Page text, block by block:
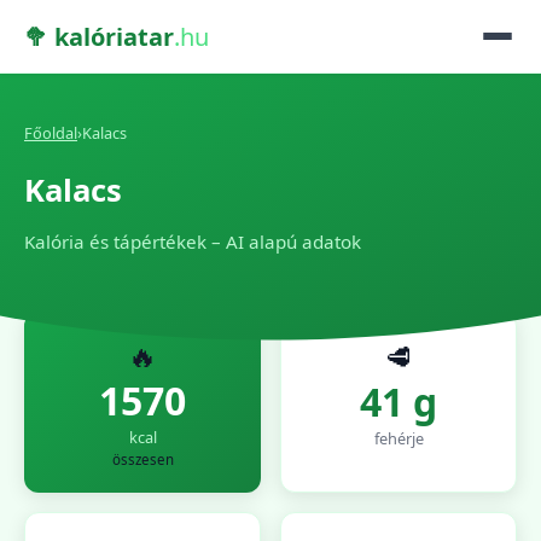
🥦 kalóriatar.hu
Főoldal›Kalacs
Kalacs
Kalória és tápértékek – AI alapú adatok
🔥
1570
kcal
összesen
🥩
41 g
fehérje